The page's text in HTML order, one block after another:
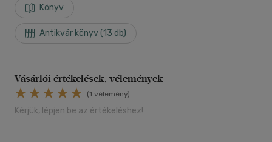
Könyv
Antikvár könyv (13 db)
Vásárlói értékelések, vélemények
(1 vélemény)
Kérjük, lépjen be az értékeléshez!